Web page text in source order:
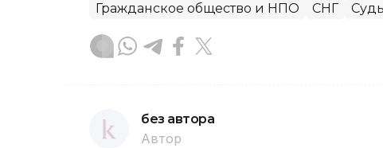
Гражданское общество и НПО
СНГ
без автора
Автор